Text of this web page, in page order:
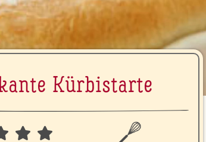
Kür­bi­star­te